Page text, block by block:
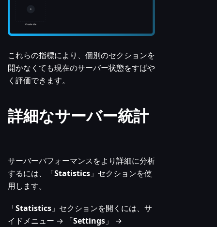
これらの指標により、個別のセクションを
開かなくても現在のサーバー状態をすばや
く評価できます。
詳細なサーバー統計
サーバーパフォーマンスをより詳細に分析
するには、「Statistics 」セクションを使
用します。
「Statistics 」セクションを開くには、サ
イドメニュー → 「Settings 」 →